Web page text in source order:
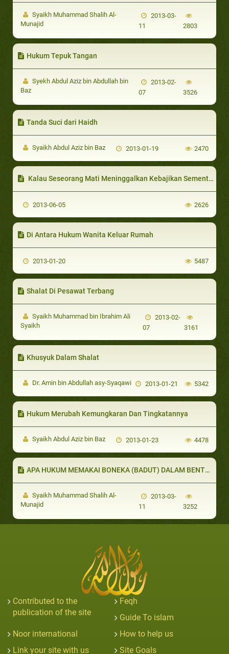
Syaikh Muhammad Shalih Al-
Munajid
2013-03-
11
2803
Hukum Tepuk Tangan
Syekh Abdul Aziz bin Abdullah bin
Baz
2013-02-
07
3526
Tanda Suci dari Haidh
Syaikh Abdul Aziz bin Baz 2013-01-19 2470
Kalau Seseorang Mati Meninggalkan Kebajikan Sementara Ia Kafir Apakah Kebajikan Itu berguna Baginya?
2013-06-05 2626
Di Antara Hukum Wanita Keluar Rumah
2013-01-20 5487
Shalat Di Pesawat Terbang
Syaikh Muhammad bin Ibrahim Ali
Syaikh
2013-02-
07
3161
Khusyuk Dalam Shalat
Dr. Amin bin Abdullah asy-Syaqawi 2013-01-21 5342
Hukum Merubah Kemungkaran Dan Tingkatannya
Syaikh Abdul Aziz bin Baz 2013-01-23 4478
APA HUKUM MEMAKAI BONEKA (BADUT) DALAM BENTUK HEWAN DALAM SEBUAH ACARA UNTUK ANAK-ANAK
Syaikh Muhammad Shalih Al-
Munajid
2013-03-
11
3252
Contributed to the
publication of the site
Feqh
Guide To islam
Noor international
How to help us
Link your site with us
Site Goals